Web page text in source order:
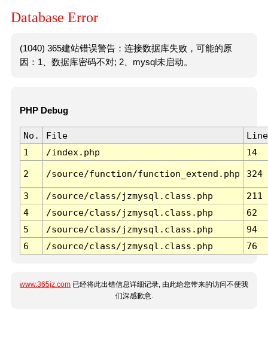
Database Error
(1040) 365建站错误警告：连接数据库失败，可能的原
因：1、数据库密码不对; 2、mysql未启动。
PHP Debug
No. File
Line
1
/index.php 14
2 /source/function/function_extend.php 324
3 /source/class/jzmysql.class.php
211
4
/source/class/jzmysql.class.php
62
5
/source/class/jzmysql.class.php
94
6
/source/class/jzmysql.class.php 76
www.365jz.com 已经将此出错信息详细记录, 由此给您带来的访问不便我
们深感歉意.